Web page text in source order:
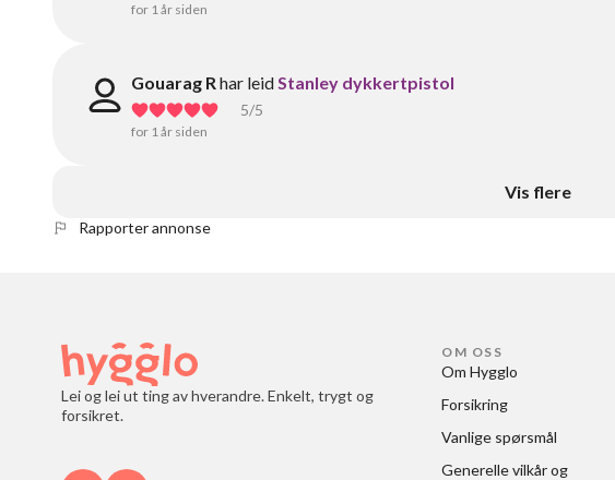
for 1 år siden
Gouarag Rhar leidStanley dykkertpistol
5/5
for 1 år siden
Vis flere
Rapporter annonse
Lei og lei ut ting av hverandre. Enkelt, trygt og
forsikret.
OM OSS
Om Hygglo
Forsikring
Vanlige spørsmål
Generelle vilkår og